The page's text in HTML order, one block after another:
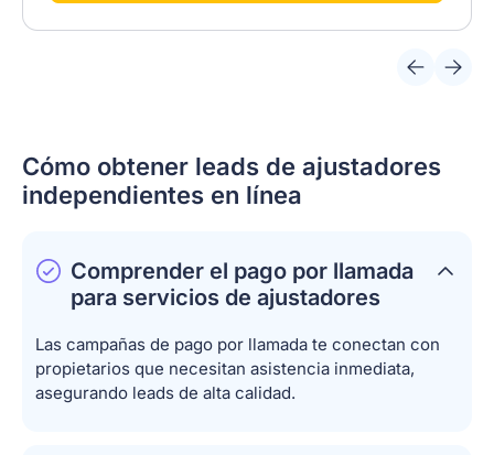
Cómo obtener leads de ajustadores
independientes en línea
Comprender el pago por llamada
para servicios de ajustadores
Las campañas de pago por llamada te conectan con
propietarios que necesitan asistencia inmediata,
asegurando leads de alta calidad.